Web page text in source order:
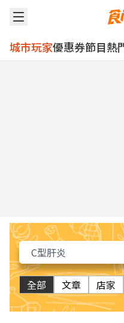
城市玩家優惠券節目熱
全部 文章 店家